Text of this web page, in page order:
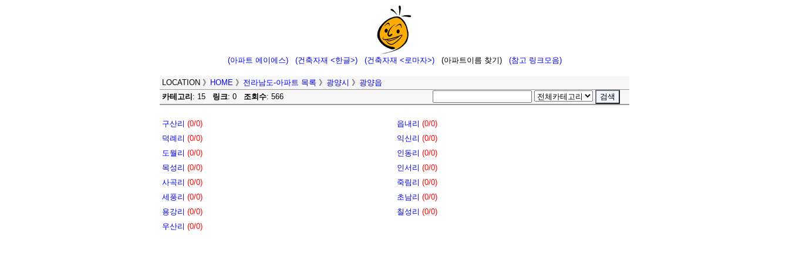
(아파트 에이에스) (건축자재 <한글>) (건축자재 <로마자>) (아파트이름 찾기) (참고 링크모음)
LOCATION 》 HOME 》 전라남도-아파트 목록 》 광양시 》 광양읍
카테고리 : 15 링크: 0 조회수: 566
구산리 (0/0)
덕례리 (0/0)
도월리 (0/0)
목성리 (0/0)
사곡리 (0/0)
세풍리 (0/0)
용강리 (0/0)
우산리 (0/0)
읍내리 (0/0)
익신리 (0/0)
인동리 (0/0)
인서리 (0/0)
죽림리 (0/0)
초남리 (0/0)
칠성리 (0/0)